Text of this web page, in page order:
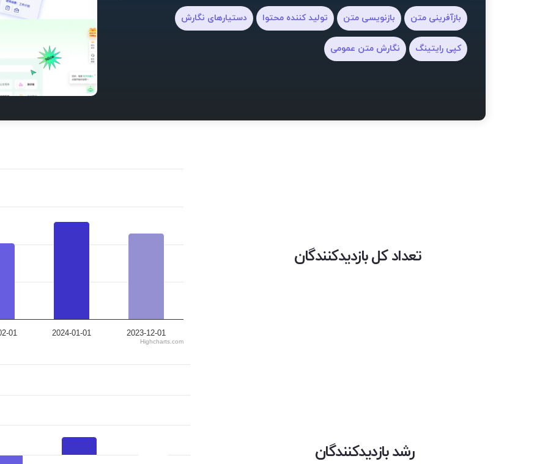
بازآفرینی متن بازنویسی متن تولید کننده محتوا دستیارهای نگارش
کپی رایتینگ نگارش متن عمومی
تعداد کل بازدیدکنندگان
01 2024-01-01 2023-12-01
Highcharts.com
رشد بازدیدکنندگان